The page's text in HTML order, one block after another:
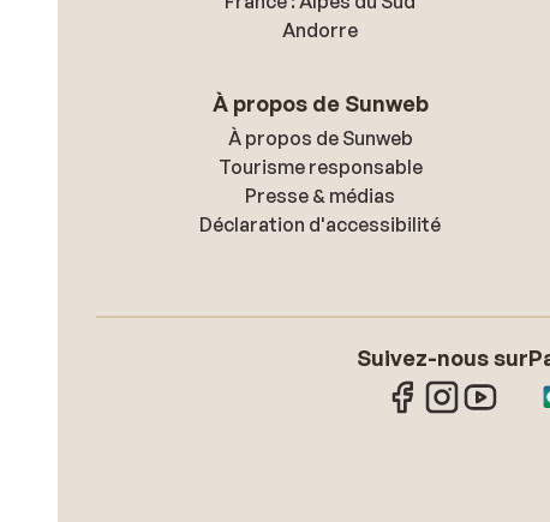
Andorre
À propos de Sunweb
À propos de Sunweb
Tourisme responsable
Presse & médias
Déclaration d'accessibilité
Suivez-nous sur